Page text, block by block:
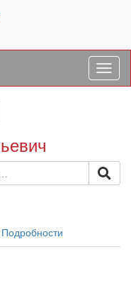
Подробности